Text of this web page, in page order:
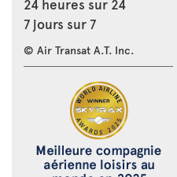
24 heures sur 24
7 jours sur 7
© Air Transat A.T. Inc.